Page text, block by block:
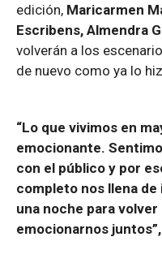
edición, Maricarmen
Escribens, Almendra
volverán a los
de nuevo como ya lo
“Lo que vivimos en
emocionante.
con el público y por
completo nos llena
una noche para
emocionarnos juntos”,